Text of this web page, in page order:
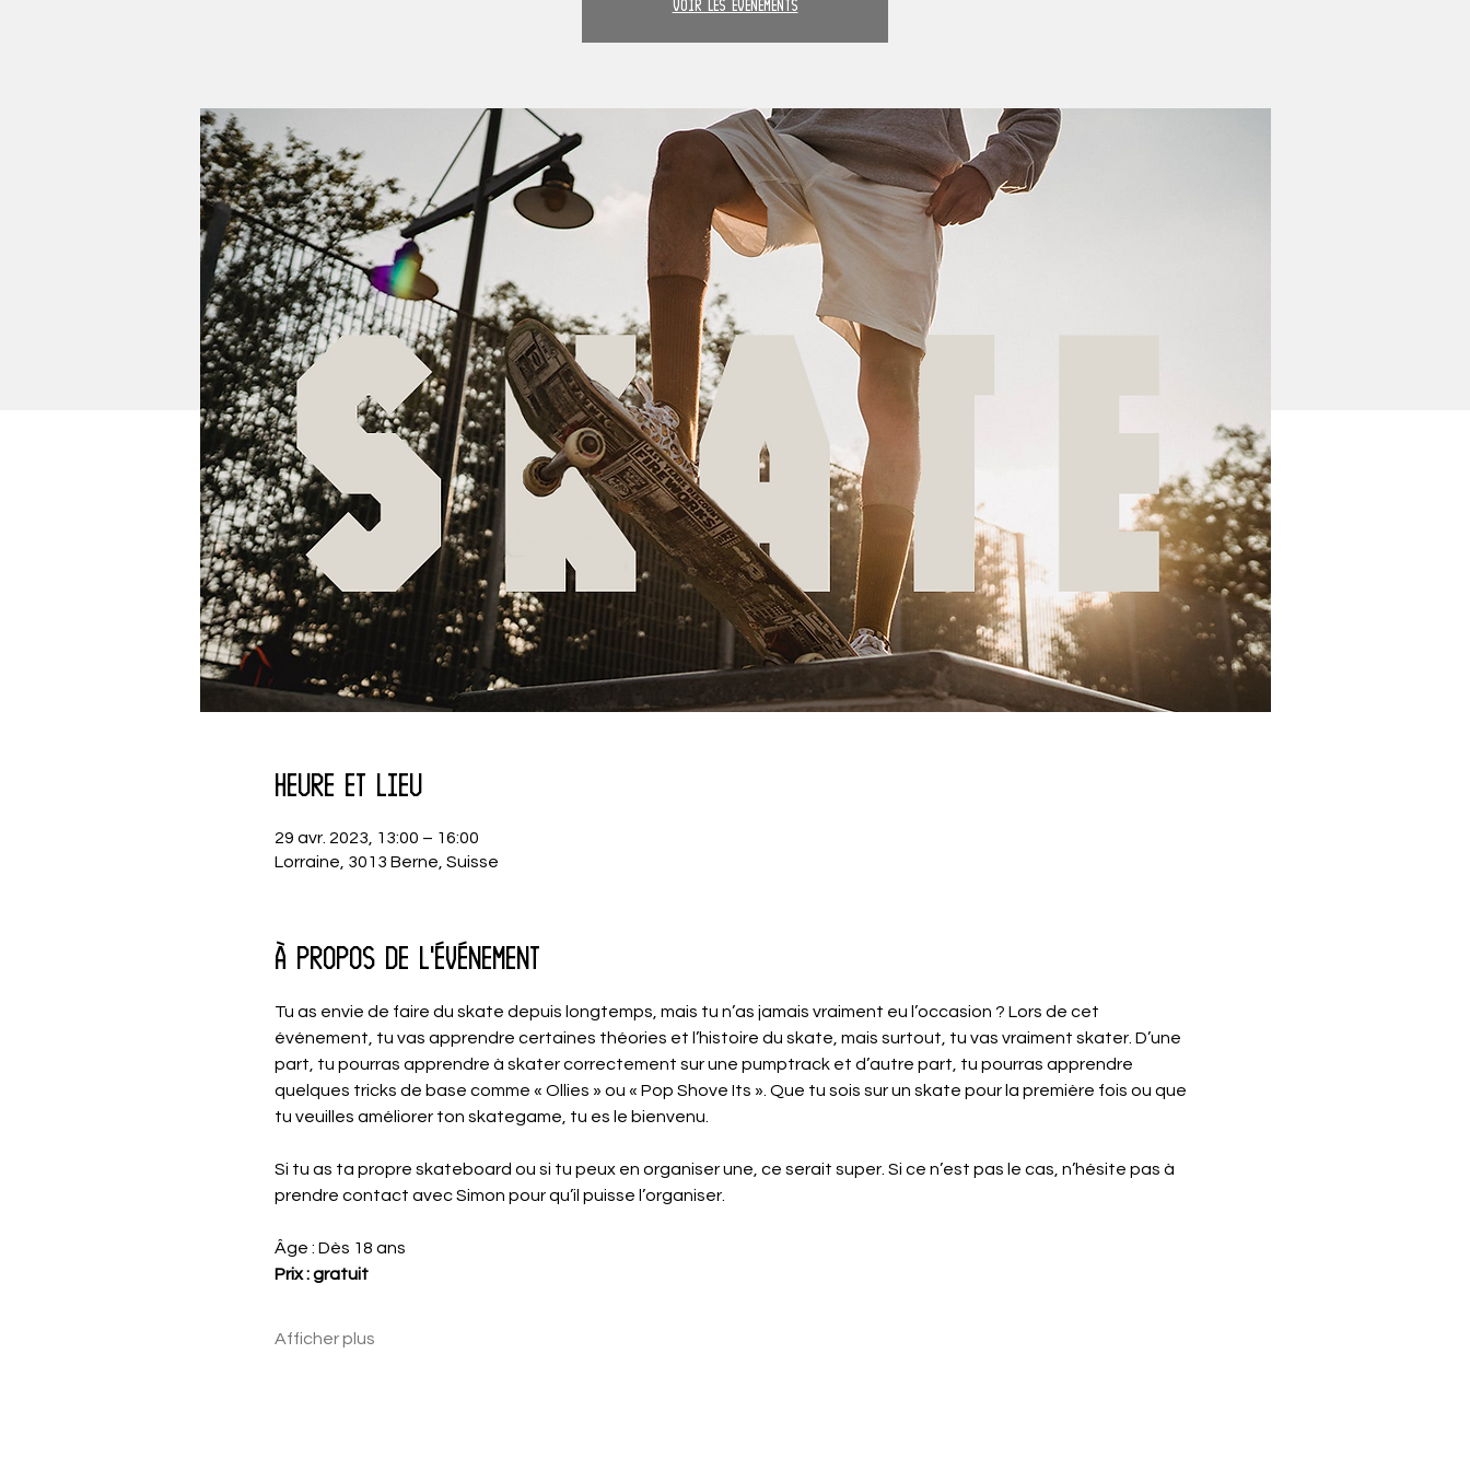
Voir les événements
Heure et lieu
29 avr. 2023, 13:00 – 16:00
Lorraine, 3013 Berne, Suisse
À propos de l'événement
Tu as envie de faire du skate depuis longtemps, mais tu n’as jamais vraiment eu l’occasion ? Lors de cet
événement, tu vas apprendre certaines théories et l’histoire du skate, mais surtout, tu vas vraiment skater. D’une
part, tu pourras apprendre à skater correctement sur une pumptrack et d’autre part, tu pourras apprendre
quelques tricks de base comme « Ollies » ou « Pop Shove Its ». Que tu sois sur un skate pour la première fois ou que
tu veuilles améliorer ton skategame, tu es le bienvenu.
Si tu as ta propre skateboard ou si tu peux en organiser une, ce serait super. Si ce n’est pas le cas, n’hésite pas à
prendre contact avec Simon pour qu’il puisse l’organiser.
Âge : Dès 18 ans
Prix : gratuit
Afficher plus